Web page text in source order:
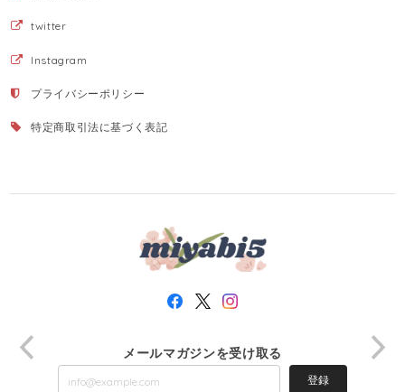
twitter
Instagram
プライバシーポリシー
特定商取引法に基づく表記
メールマガジンを受け取る
登録